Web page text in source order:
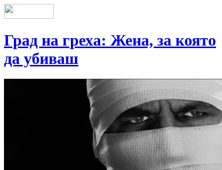
Град на греха: Жена, за която
да убиваш